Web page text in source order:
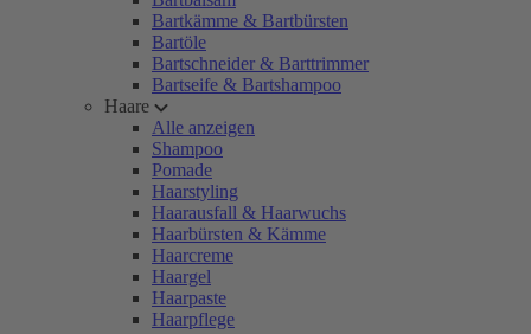
Bartkämme & Bartbürsten
Bartöle
Bartschneider & Barttrimmer
Bartseife & Bartshampoo
Haare
Alle anzeigen
Shampoo
Pomade
Haarstyling
Haarausfall & Haarwuchs
Haarbürsten & Kämme
Haarcreme
Haargel
Haarpaste
Haarpflege